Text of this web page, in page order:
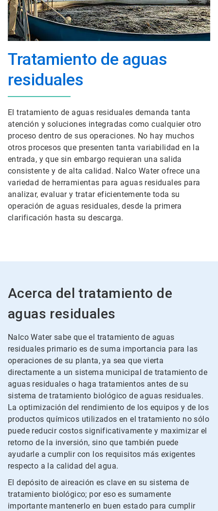
Tratamiento de aguas
residuales
El tratamiento de aguas residuales demanda tanta
atención y soluciones integradas como cualquier otro
proceso dentro de sus operaciones. No hay muchos
otros procesos que presenten tanta variabilidad en la
entrada, y que sin embargo requieran una salida
consistente y de alta calidad. Nalco Water ofrece una
variedad de herramientas para aguas residuales para
analizar, evaluar y tratar eficientemente toda su
operación de aguas residuales, desde la primera
clarificación hasta su descarga.
Acerca del tratamiento de
aguas residuales
Nalco Water sabe que el tratamiento de aguas
residuales primario es de suma importancia para las
operaciones de su planta, ya sea que vierta
directamente a un sistema municipal de tratamiento de
aguas residuales o haga tratamientos antes de su
sistema de tratamiento biológico de aguas residuales.
La optimización del rendimiento de los equipos y de los
productos químicos utilizados en el tratamiento no sólo
puede reducir costos significativamente y maximizar el
retorno de la inversión, sino que también puede
ayudarle a cumplir con los requisitos más exigentes
respecto a la calidad del agua.
El depósito de aireación es clave en su sistema de
tratamiento biológico; por eso es sumamente
importante mantenerlo en buen estado para cumplir